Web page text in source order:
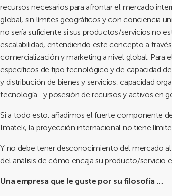
recursos necesarios para afrontar el mercado
global, sin límites geográficos y con conciencia
no sería suficiente si sus productos/servicios no
escalabilidad, entendiendo este concepto a
comercialización y marketing a nivel global.
específicos de tipo tecnológico y de capacidad
y distribución de bienes y servicios, capacidad
tecnología- y posesión de recursos y activos en
Si a todo esto, añadimos el fuerte componente
Imatek, la proyección internacional no tiene
Y no debe tener desconocimiento del mercado
del análisis de cómo encaja su producto/servicio
Una empresa que le guste por su filosofía …